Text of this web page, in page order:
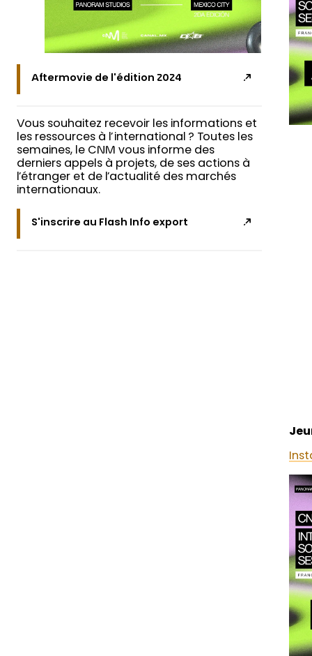
Aftermovie de l'édition 2024
Vous souhaitez recevoir les informations et
les ressources à l’international ? Toutes les
semaines, le CNM vous informe des
derniers appels à projets, de ses actions à
l’étranger et de l’actualité des marchés
internationaux.
S'inscrire au Flash Info export